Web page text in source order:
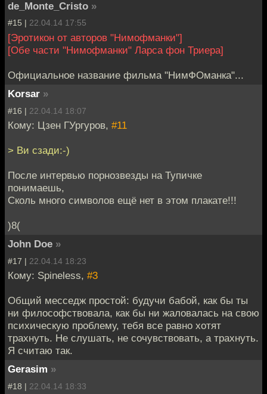
de_Monte_Cristo »
#15 | 22.04.14 17:55
[Эротикон от авторов "Нимофманки"]
[Обе части "Нимофманки" Ларса фон Триера]
Официальное название фильма "НимФОманка"...
Korsar »
#16 | 22.04.14 18:07
Кому: Цзен ГУргуров, #11
> Ви сзади:-)
После интервью порнозвезды на Тупичке
понимаешь,
Сколь много символов ещё нет в этом плакате!!!
)8(
John Doe »
#17 | 22.04.14 18:23
Кому: Spineless, #3
Общий месседж простой: будучи бабой, как бы ты
ни философствовала, как бы ни жаловалась на свою
психическую проблему, тебя все равно хотят
трахнуть. Не слушать, не сочувствовать, а трахнуть.
Я считаю так.
Gerasim »
#18 | 22.04.14 18:33